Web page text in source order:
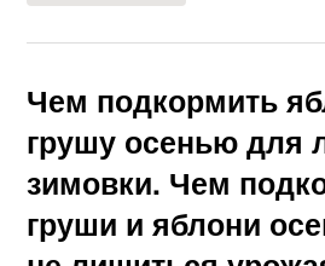
Чем подкормить
грушу осенью для
зимовки. Чем
груши и яблони